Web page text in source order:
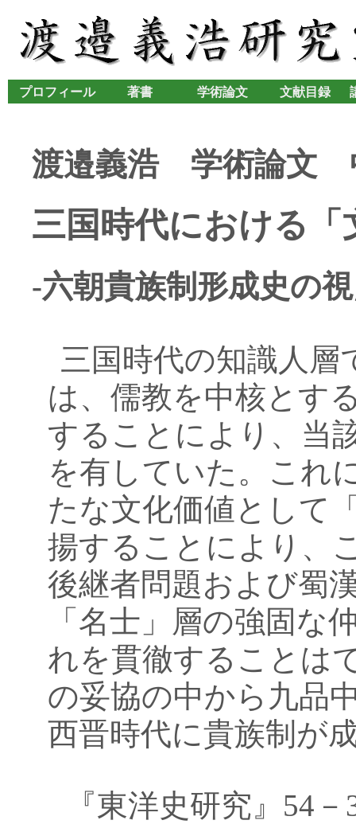
プロフィール 著書 学術論文 文献目録
渡邉義浩 学術論文
三国時代における
-六朝貴族制形成史の
三国時代の知識人層
は、儒教を中核とす
することにより、当
を有していた。これ
たな文化価値として
揚することにより、
後継者問題および蜀
「名士」層の強固な
れを貫徹することは
の妥協の中から九品
西晋時代に貴族制が
『東洋史研究』54